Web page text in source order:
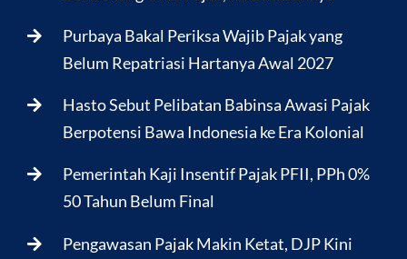
Purbaya Bakal Periksa Wajib Pajak yang
Belum Repatriasi Hartanya Awal 2027
Hasto Sebut Pelibatan Babinsa Awasi Pajak
Berpotensi Bawa Indonesia ke Era Kolonial
Pemerintah Kaji Insentif Pajak PFII, PPh 0%
50 Tahun Belum Final
Pengawasan Pajak Makin Ketat, DJP Kini